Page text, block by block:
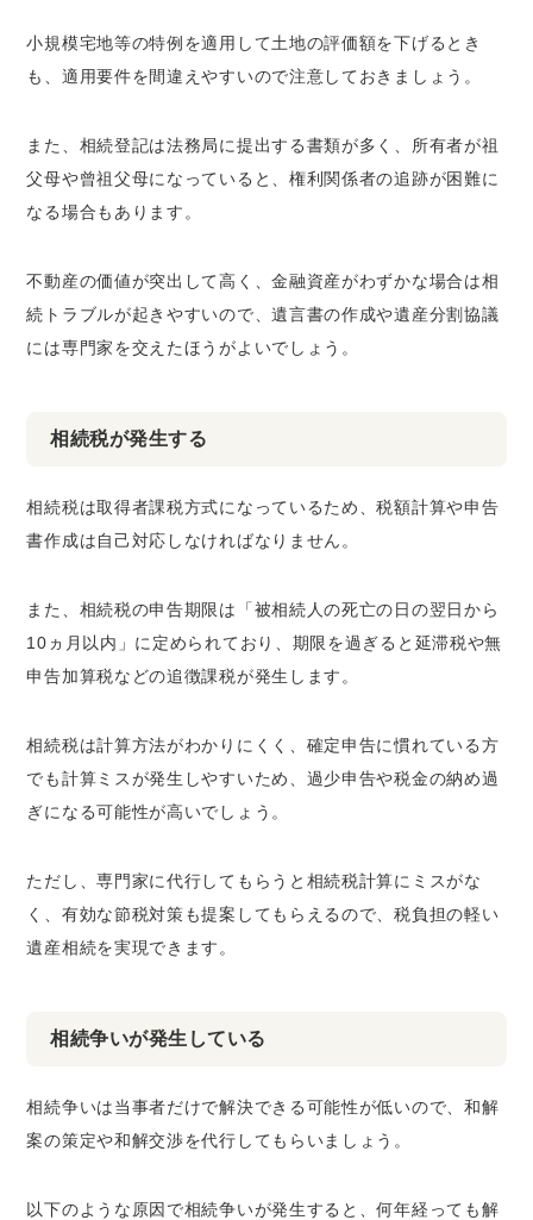
小規模宅地等の特例を適用して土地の評価額を下げるとき
も、適用要件を間違えやすいので注意しておきましょう。
また、相続登記は法務局に提出する書類が多く、所有者が祖
父母や曾祖父母になっていると、権利関係者の追跡が困難に
なる場合もあります。
不動産の価値が突出して高く、金融資産がわずかな場合は相
続トラブルが起きやすいので、遺言書の作成や遺産分割協議
には専門家を交えたほうがよいでしょう。
相続税が発生する
相続税は取得者課税方式になっているため、税額計算や申告
書作成は自己対応しなければなりません。
また、相続税の申告期限は「被相続人の死亡の日の翌日から
10ヵ月以内」に定められており、期限を過ぎると延滞税や無
申告加算税などの追徴課税が発生します。
相続税は計算方法がわかりにくく、確定申告に慣れている方
でも計算ミスが発生しやすいため、過少申告や税金の納め過
ぎになる可能性が高いでしょう。
ただし、専門家に代行してもらうと相続税計算にミスがな
く、有効な節税対策も提案してもらえるので、税負担の軽い
遺産相続を実現できます。
相続争いが発生している
相続争いは当事者だけで解決できる可能性が低いので、和解
案の策定や和解交渉を代行してもらいましょう。
以下のような原因で相続争いが発生すると、何年経っても解